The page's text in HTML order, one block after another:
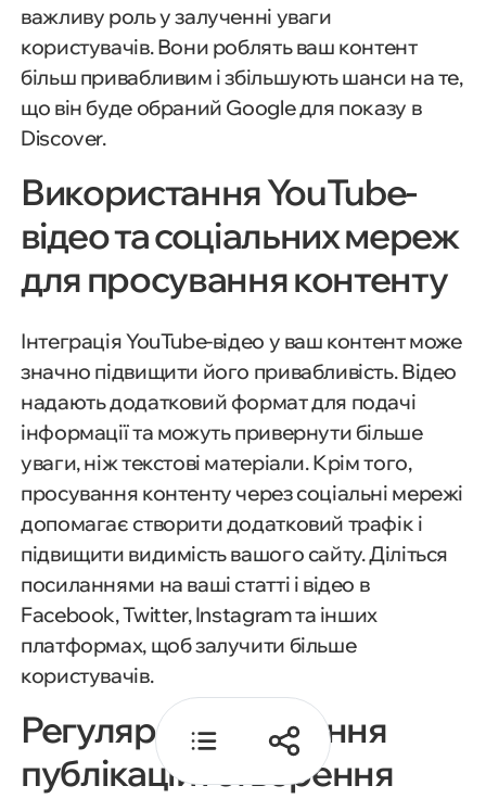
Що таке Google Discover?
Чому важливо використовувати
Google Discover?
Як працює Google Discover?
Оптимізація контенту для
Google Discover
Способи залучення трафіку з
Google Discover
Відстеження трафіку з Google
Discover
важливу роль у залученні уваги
користувачів. Вони роблять ваш контент
більш привабливим і збільшують шанси на те,
що він буде обраний Google для показу в
Discover.
Використання YouTube-
відео та соціальних мереж
для просування контенту
Інтеграція YouTube-відео у ваш контент може
значно підвищити його привабливість. Відео
надають додатковий формат для подачі
інформації та можуть привернути більше
уваги, ніж текстові матеріали. Крім того,
просування контенту через соціальні мережі
допомагає створити додатковий трафік і
підвищити видимість вашого сайту. Діліться
посиланнями на ваші статті і відео в
Facebook, Twitter, Instagram та інших
платформах, щоб залучити більше
користувачів.
Регулярне оновлення
публікацій і створення